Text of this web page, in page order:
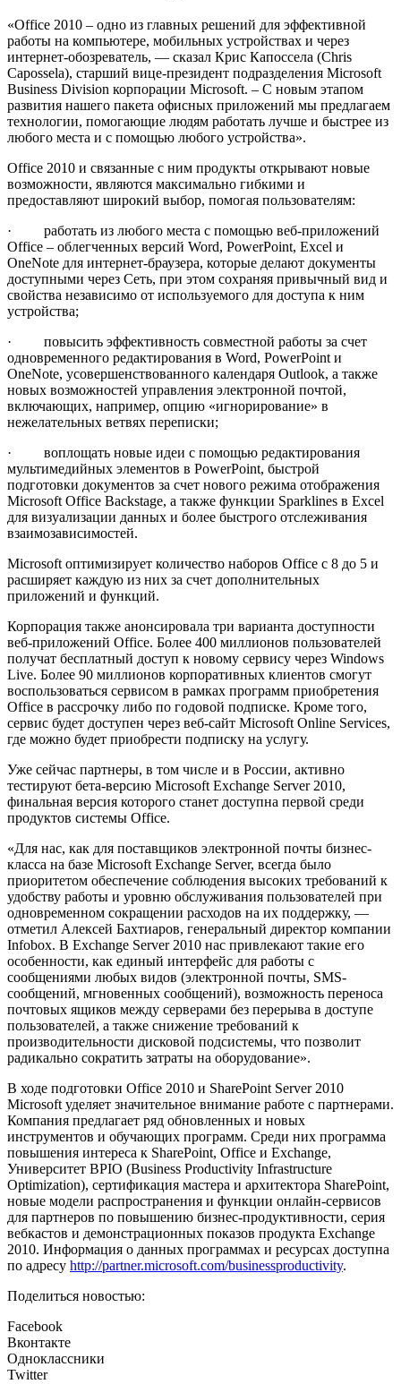
«Office 2010 – одно из главных решений для эффективной
работы на компьютере, мобильных устройствах и через
интернет-обозреватель, — сказал Крис Капоссела (Chris
Capossela), старший вице-президент подразделения Microsoft
Business Division корпорации Microsoft. – С новым этапом
развития нашего пакета офисных приложений мы предлагаем
технологии, помогающие людям работать лучше и быстрее из
любого места и с помощью любого устройства».
Office 2010 и связанные с ним продукты открывают новые
возможности, являются максимально гибкими и
предоставляют широкий выбор, помогая пользователям:
· работать из любого места с помощью веб-приложений
Office – облегченных версий Word, PowerPoint, Excel и
OneNote для интернет-браузера, которые делают документы
доступными через Сеть, при этом сохраняя привычный вид и
свойства независимо от используемого для доступа к ним
устройства;
· повысить эффективность совместной работы за счет
одновременного редактирования в Word, PowerPoint и
OneNote, усовершенствованного календаря Outlook, а также
новых возможностей управления электронной почтой,
включающих, например, опцию «игнорирование» в
нежелательных ветвях переписки;
· воплощать новые идеи с помощью редактирования
мультимедийных элементов в PowerPoint, быстрой
подготовки документов за счет нового режима отображения
Microsoft Office Backstage, а также функции Sparklines в Excel
для визуализации данных и более быстрого отслеживания
взаимозависимостей.
Microsoft оптимизирует количество наборов Office с 8 до 5 и
расширяет каждую из них за счет дополнительных
приложений и функций.
Корпорация также анонсировала три варианта доступности
веб-приложений Office. Более 400 миллионов пользователей
получат бесплатный доступ к новому сервису через Windows
Live. Более 90 миллионов корпоративных клиентов смогут
воспользоваться сервисом в рамках программ приобретения
Office в рассрочку либо по годовой подписке. Кроме того,
сервис будет доступен через веб-сайт Microsoft Online Services,
где можно будет приобрести подписку на услугу.
Уже сейчас партнеры, в том числе и в России, активно
тестируют бета-версию Microsoft Exchange Server 2010,
финальная версия которого станет доступна первой среди
продуктов системы Office.
«Для нас, как для поставщиков электронной почты бизнес-
класса на базе Microsoft Exchange Server, всегда было
приоритетом обеспечение соблюдения высоких требований к
удобству работы и уровню обслуживания пользователей при
одновременном сокращении расходов на их поддержку, —
отметил Алексей Бахтиаров, генеральный директор компании
Infobox. В Exchange Server 2010 нас привлекают такие его
особенности, как единый интерфейс для работы с
сообщениями любых видов (электронной почты, SMS-
сообщений, мгновенных сообщений), возможность переноса
почтовых ящиков между серверами без перерыва в доступе
пользователей, а также снижение требований к
производительности дисковой подсистемы, что позволит
радикально сократить затраты на оборудование».
В ходе подготовки Office 2010 и SharePoint Server 2010
Microsoft уделяет значительное внимание работе с партнерами.
Компания предлагает ряд обновленных и новых
инструментов и обучающих программ. Среди них программа
повышения интереса к SharePoint, Office и Exchange,
Университет BPIO (Business Productivity Infrastructure
Optimization), сертификация мастера и архитектора SharePoint,
новые модели распространения и функции онлайн-сервисов
для партнеров по повышению бизнес-продуктивности, серия
вебкастов и демонстрационных показов продукта Exchange
2010. Информация о данных программах и ресурсах доступна
по адресу http://partner.microsoft.com/businessproductivity.
Поделиться новостью:
Facebook
Вконтакте
Одноклассники
Twitter